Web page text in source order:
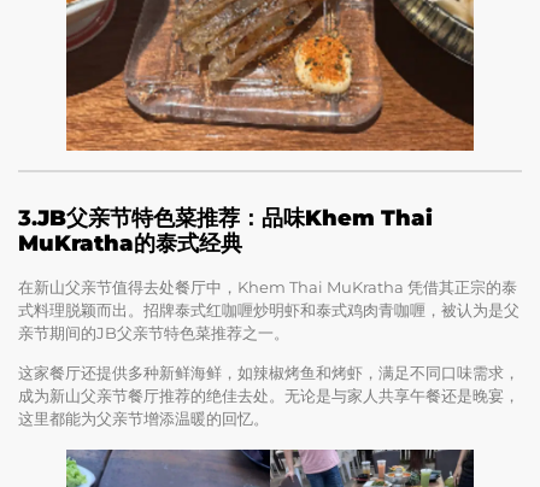
3.JB父亲节特色菜推荐：品味Khem Thai
MuKratha的泰式经典
在新山父亲节值得去处餐厅中，Khem Thai MuKratha 凭借其正宗的泰
式料理脱颖而出。招牌泰式红咖喱炒明虾和泰式鸡肉青咖喱，被认为是父
亲节期间的JB父亲节特色菜推荐之一。
这家餐厅还提供多种新鲜海鲜，如辣椒烤鱼和烤虾，满足不同口味需求，
成为新山父亲节餐厅推荐的绝佳去处。无论是与家人共享午餐还是晚宴，
这里都能为父亲节增添温暖的回忆。